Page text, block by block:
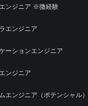
エンジニア ※微経験
エンジニア
ーションエンジニア
ンジニア
エンジニア（ポテンシャル）